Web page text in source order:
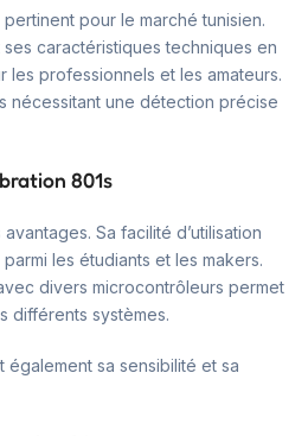
pour le marché tunisien.
caractéristiques techniques en
les professionnels et les amateurs.
nécessitant une détection précise
801s
Sa facilité d’utilisation
les étudiants et les makers.
divers microcontrôleurs permet
différents systèmes.
également sa sensibilité et sa